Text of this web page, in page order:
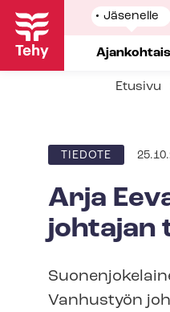
Hyppää
pääsisältöön
Show
submenu
Jäsenelle
Show
Etusivu
ARTIKKELIN
TIEDOTE
Arja
johtajan
Vanhustyön